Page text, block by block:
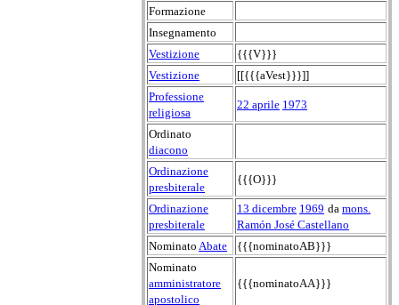
Formazione
Insegnamento
Vestizione
{{{V}}}
Vestizione
[[{{{aVest}}}]]
Professione
religiosa
22 aprile 1973
Ordinato
diacono
Ordinazione
presbiterale
{{{O}}}
Ordinazione
presbiterale
13 dicembre 1969 da mons.
Ramón José Castellano
Nominato Abate
{{{nominatoAB}}}
Nominato
amministratore
apostolico
{{{nominatoAA}}}